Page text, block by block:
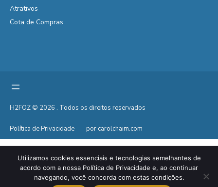
Atrativos
Cota de Compras
H2FOZ © 2026 . Todos os direitos reservados
Política de Privacidade por carolchaim.com
Utilizamos cookies essenciais e tecnologias semelhantes de
acordo com a nossa Política de Privacidade e, ao continuar
navegando, você concorda com estas condições.